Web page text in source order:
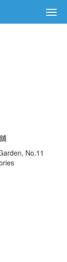
No.11